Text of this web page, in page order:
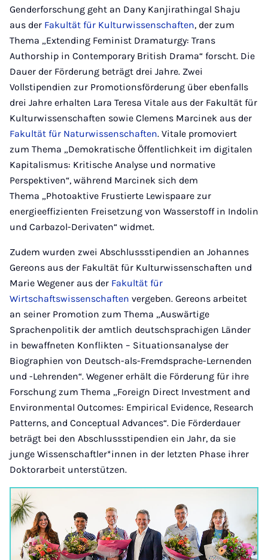
Genderforschung geht an Dany Kanjirathingal Shaju
aus der Fakultät für Kulturwissenschaften, der zum
Thema „Extending Feminist Dramaturgy: Trans
Authorship in Contemporary British Drama“ forscht. Die
Dauer der Förderung beträgt drei Jahre. Zwei
Vollstipendien zur Promotionsförderung über ebenfalls
drei Jahre erhalten Lara Teresa Vitale aus der Fakultät für
Kulturwissenschaften sowie Clemens Marcinek aus der
Fakultät für Naturwissenschaften. Vitale promoviert
zum Thema „Demokratische Öffentlichkeit im digitalen
Kapitalismus: Kritische Analyse und normative
Perspektiven“, während Marcinek sich dem
Thema „Photoaktive Frustierte Lewispaare zur
energieeffizienten Freisetzung von Wasserstoff in Indolin
und Carbazol-Derivaten“ widmet.
Zudem wurden zwei Abschlussstipendien an Johannes
Gereons aus der Fakultät für Kulturwissenschaften und
Marie Wegener aus der Fakultät für
Wirtschaftswissenschaften vergeben. Gereons arbeitet
an seiner Promotion zum Thema „Auswärtige
Sprachenpolitik der amtlich deutschsprachigen Länder
in bewaffneten Konflikten – Situationsanalyse der
Biographien von Deutsch-als-Fremdsprache-Lernenden
und -Lehrenden“. Wegener erhält die Förderung für ihre
Forschung zum Thema „Foreign Direct Investment and
Environmental Outcomes: Empirical Evidence, Research
Patterns, and Conceptual Advances“. Die Förderdauer
beträgt bei den Abschlussstipendien ein Jahr, da sie
junge Wissenschaftler*innen in der letzten Phase ihrer
Doktorarbeit unterstützen.